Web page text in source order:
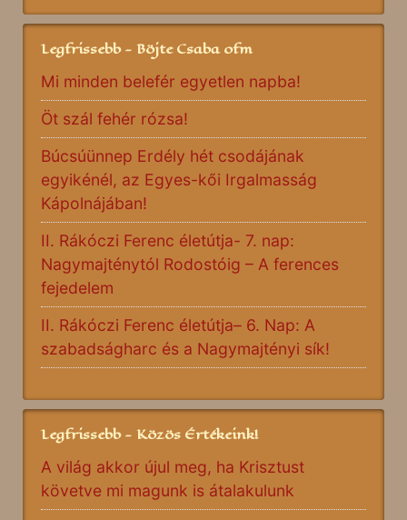
Legfrissebb - Böjte Csaba ofm
Mi minden belefér egyetlen napba!
Öt szál fehér rózsa!
Búcsúünnep Erdély hét csodájának
egyikénél, az Egyes-kői Irgalmasság
Kápolnájában!
II. Rákóczi Ferenc életútja- 7. nap:
Nagymajténytól Rodostóig – A ferences
fejedelem
II. Rákóczi Ferenc életútja– 6. Nap: A
szabadságharc és a Nagymajtényi sík!
Legfrissebb - Közös Értékeink!
A világ akkor újul meg, ha Krisztust
követve mi magunk is átalakulunk